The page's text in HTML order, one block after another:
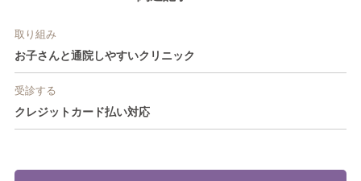
取り組み
お子さんと通院しやすいクリニック
受診する
クレジットカード払い対応